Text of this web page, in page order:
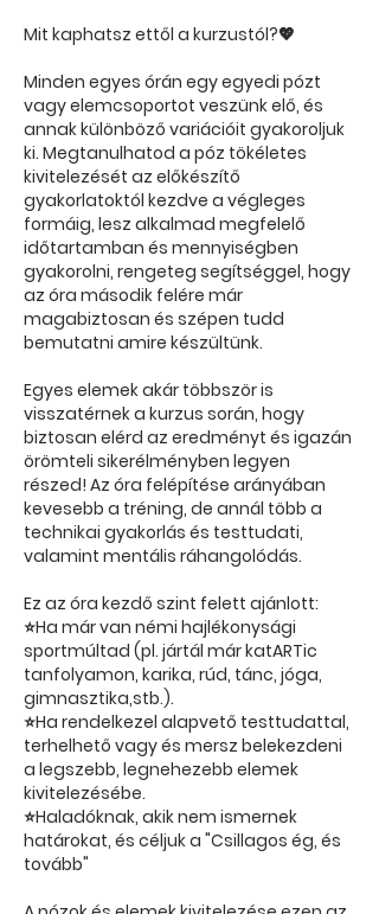
Mit kaphatsz ettől a kurzustól?💖
Minden egyes órán egy egyedi pózt
vagy elemcsoportot veszünk elő, és
annak különböző variációit gyakoroljuk
ki. Megtanulhatod a póz tökéletes
kivitelezését az előkészítő
gyakorlatoktól kezdve a végleges
formáig, lesz alkalmad megfelelő
időtartamban és mennyiségben
gyakorolni, rengeteg segítséggel, hogy
az óra második felére már
magabiztosan és szépen tudd
bemutatni amire készültünk.
Egyes elemek akár többször is
visszatérnek a kurzus során, hogy
biztosan elérd az eredményt és igazán
örömteli sikerélményben legyen
részed! Az óra felépítése arányában
kevesebb a tréning, de annál több a
technikai gyakorlás és testtudati,
valamint mentális ráhangolódás.
Ez az óra kezdő szint felett ajánlott:
⭐Ha már van némi hajlékonysági
sportmúltad (pl. jártál már katARTic
tanfolyamon, karika, rúd, tánc, jóga,
gimnasztika,stb.).
⭐Ha rendelkezel alapvető testtudattal,
terhelhető vagy és mersz belekezdeni
a legszebb, legnehezebb elemek
kivitelezésébe.
⭐Haladóknak, akik nem ismernek
határokat, és céljuk a "Csillagos ég, és
tovább"